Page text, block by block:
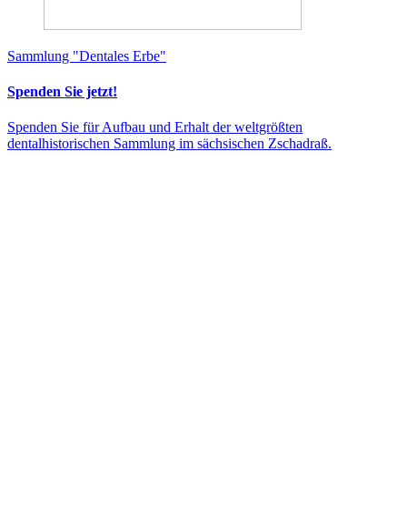
Sammlung "Dentales Erbe"
Spenden Sie jetzt!
Spenden Sie für Aufbau und Erhalt der weltgrößten
dentalhistorischen Sammlung im sächsischen Zschadraß.